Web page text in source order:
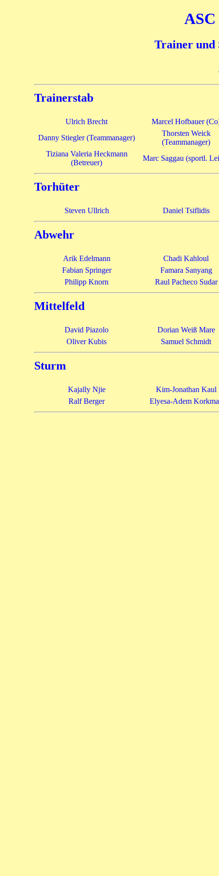
ASC
Trainer und
Trainerstab
Ulrich Brecht
Marcel Hofbauer
Danny Stiegler (Teammanager)
Thorsten Weick
(Teammanager)
Tiziana Valeria Heckmann
(Betreuer)
Marc Saggau (sportl.
Torhüter
Steven Ullrich Daniel Tsiflidis
Abwehr
Arik Edelmann
Chadi Kahloul
Fabian Springer
Famara Sanyang
Philipp Knorn
Raul Pacheco Sudar
Mittelfeld
David Piazolo
Dorian Weiß Mare
Oliver Kubis
Samuel Schmidt
Sturm
Kajally Njie
Kim-Jonathan Kaul
Ralf Berger
Elyesa-Adem